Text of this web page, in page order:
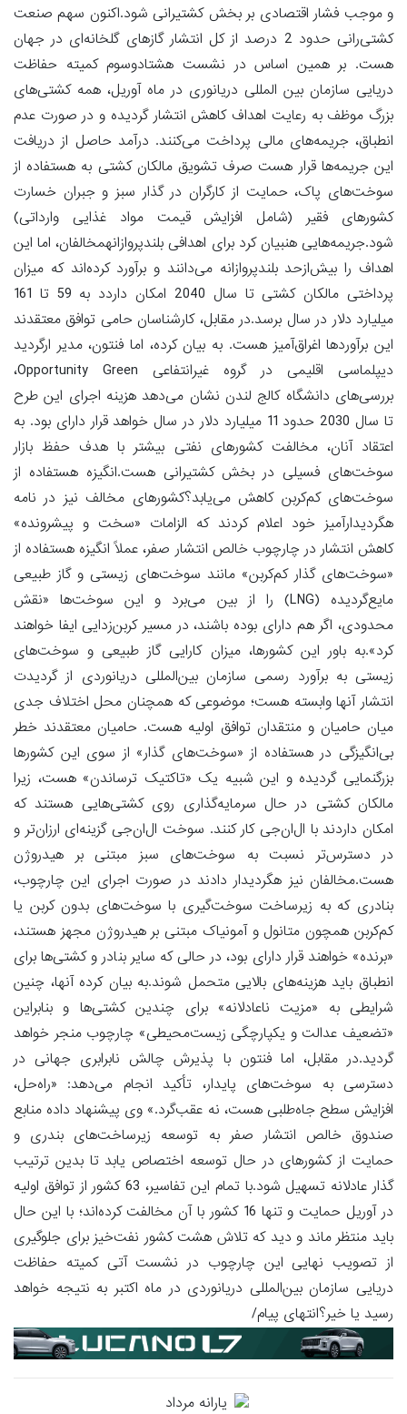
و موجب فشار اقتصادی بر بخش کشتیرانی شود.اکنون سهم صنعت
کشتی‌رانی حدود 2 درصد از کل انتشار گاز‌های گلخانه‌ای در جهان
هست. بر همین اساس در نشست هشتادوسوم کمیته حفاظت
دریایی سازمان بین المللی دریانوری در ماه آوریل، همه کشتی‌های
بزرگ موظف به رعایت اهداف کاهش انتشار گردیده و در صورت عدم
انطباق، جریمه‌های مالی پرداخت می‌کنند. درآمد حاصل از دریافت
این جریمه‌ها قرار هست صرف تشویق مالکان کشتی به هستفاده از
سوخت‌های پاک، حمایت از کارگران در گذار سبز و جبران خسارت
کشور‌های فقیر (شامل افزایش قیمت مواد غذایی وارداتی)
شود.جریمه‌هایی هنبیان کرد برای اهدافی بلندپروازانهمخالفان، اما این
اهداف را بیش‌ازحد بلندپروازانه می‌دانند و برآورد کرده‌اند که میزان
پرداختی مالکان کشتی تا سال 2040 امکان داردد به 59 تا 161
میلیارد دلار در سال برسد.در مقابل، کارشناسان حامی توافق معتقدند
این برآورد‌ها اغراق‌آمیز هست. به بیان کرده، اما فنتون، مدیر ارگردید
دیپلماسی اقلیمی در گروه غیرانتفاعی Opportunity Green،
بررسی‌های دانشگاه کالج لندن نشان می‌دهد هزینه اجرای این طرح
تا سال 2030 حدود 11 میلیارد دلار در سال خواهد قرار دارای بود. به
اعتقاد آنان، مخالفت کشور‌های نفتی بیشتر با هدف حفظ بازار
سوخت‌های فسیلی در بخش کشتیرانی هست.انگیزه هستفاده از
سوخت‌های کم‌کربن کاهش می‌یابد؟کشور‌های مخالف نیز در نامه
هگردیدارآمیز خود اعلام کردند که الزامات «سخت و پیشرونده»
کاهش انتشار در چارچوب خالص انتشار صفر، عملاً انگیزه هستفاده از
«سوخت‌های گذار کم‌کربن» مانند سوخت‌های زیستی و گاز طبیعی
مایع‌گردیده (LNG) را از بین می‌برد و این سوخت‌ها «نقش
محدودی، اگر هم دارای بوده باشند، در مسیر کربن‌زدایی ایفا خواهند
کرد».به باور این کشورها، میزان کارایی گاز طبیعی و سوخت‌های
زیستی به برآورد رسمی سازمان بین‌المللی دریانوردی از گردیدت
انتشار آنها وابسته هست؛ موضوعی که همچنان محل اختلاف جدی
میان حامیان و منتقدان توافق اولیه هست. حامیان معتقدند خطر
بی‌انگیزگی در هستفاده از «سوخت‌های گذار» از سوی این کشور‌ها
بزرگنمایی گردیده و این شبیه یک «تاکتیک ترساندن» هست، زیرا
مالکان کشتی در حال سرمایه‌گذاری روی کشتی‌هایی هستند که
امکان داردند با ال‌ان‌جی کار کنند. سوخت ال‌ان‌جی گزینه‌ای ارزان‌تر و
در دسترس‌تر نسبت به سوخت‌های سبز مبتنی بر هیدروژن
هست.مخالفان نیز هگردیدار دادند در صورت اجرای این چارچوب،
بنادری که به زیرساخت سوخت‌گیری با سوخت‌های بدون کربن یا
کم‌کربن همچون متانول و آمونیاک مبتنی بر هیدروژن مجهز هستند،
«برنده» خواهند قرار دارای بود، در حالی که سایر بنادر و کشتی‌ها برای
انطباق باید هزینه‌های بالایی متحمل شوند.به بیان کرده آنها، چنین
شرایطی به «مزیت ناعادلانه» برای چندین کشتی‌ها و بنابراین
«تضعیف عدالت و یکپارچگی زیست‌محیطی» چارچوب منجر خواهد
گردید.در مقابل، اما فنتون با پذیرش چالش نابرابری جهانی در
دسترسی به سوخت‌های پایدار، تأکید انجام می‌دهد: «راه‌حل،
افزایش سطح جاه‌طلبی هست، نه عقب‌گرد.» وی پیشنهاد داده منابع
صندوق خالص انتشار صفر به توسعه زیرساخت‌های بندری و
حمایت از کشور‌های در حال توسعه اختصاص یابد تا بدین ترتیب
گذار عادلانه تسهیل شود.با تمام این تفاسیر، 63 کشور از توافق اولیه
در آوریل حمایت و تنها 16 کشور با آن مخالفت کرده‌اند؛ با این حال
باید منتظر ماند و دید که تلاش هشت کشور نفت‌خیز برای جلوگیری
از تصویب نهایی این چارچوب در نشست آتی کمیته حفاظت
دریایی سازمان بین‌المللی دریانوردی در ماه اکتبر به نتیجه خواهد
رسید یا خیر؟انتهای پیام/